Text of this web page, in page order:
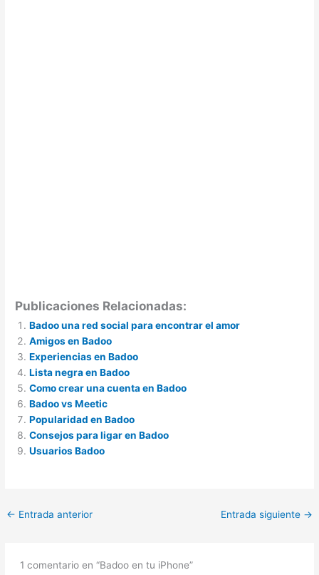
Publicaciones Relacionadas:
Badoo una red social para encontrar el amor
Amigos en Badoo
Experiencias en Badoo
Lista negra en Badoo
Como crear una cuenta en Badoo
Badoo vs Meetic
Popularidad en Badoo
Consejos para ligar en Badoo
Usuarios Badoo
← Entrada anterior Entrada siguiente →
1 comentario en “Badoo en tu iPhone”